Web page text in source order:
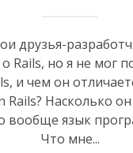
друзья-
Rails, но я не мог
и чем он
Rails? Насколько
вообще язык
Что мне...